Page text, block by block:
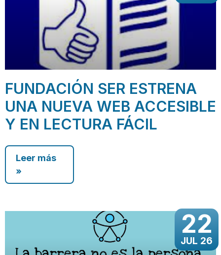
FUNDACIÓN SER ESTRENA
UNA NUEVA WEB ACCESIBLE
Y EN LECTURA FÁCIL
Leer más
»
22
JUL 26